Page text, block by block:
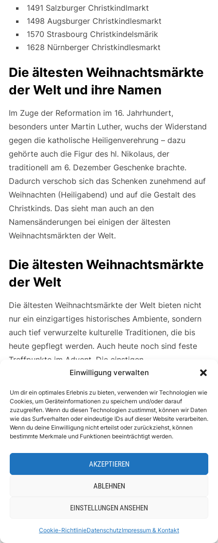
Einwilligung verwalten
Um dir ein optimales Erlebnis zu bieten, verwenden wir Technologien wie
Cookies, um Geräteinformationen zu speichern und/oder darauf
zuzugreifen. Wenn du diesen Technologien zustimmst, können wir Daten
wie das Surfverhalten oder eindeutige IDs auf dieser Website verarbeiten.
Wenn du deine Einwilligung nicht erteilst oder zurückziehst, können
bestimmte Merkmale und Funktionen beeinträchtigt werden.
AKZEPTIEREN
ABLEHNEN
EINSTELLUNGEN ANSEHEN
Cookie-RichtlinieDatenschutzImpressum & Kontakt
1491 Salzburger Christkindlmarkt
1498 Augsburger Christkindlesmarkt
1570 Strasbourg Christkindelsmärik
1628 Nürnberger Christkindlesmarkt
Die ältesten Weihnachtsmärkte
der Welt und ihre Namen
Im Zuge der Reformation im 16. Jahrhundert,
besonders unter Martin Luther, wuchs der Widerstand
gegen die katholische Heiligenverehrung – dazu
gehörte auch die Figur des hl. Nikolaus, der
traditionell am 6. Dezember Geschenke brachte.
Dadurch verschob sich das Schenken zunehmend auf
Weihnachten (Heiligabend) und auf die Gestalt des
Christkinds. Das sieht man auch an den
Namensänderungen bei einigen der ältesten
Weihnachtsmärkten der Welt.
Die ältesten Weihnachtsmärkte
der Welt
Die ältesten Weihnachtsmärkte der Welt bieten nicht
nur ein einzigartiges historisches Ambiente, sondern
auch tief verwurzelte kulturelle Traditionen, die bis
heute gepflegt werden. Auch heute noch sind feste
Treffpunkte im Advent. Die einstigen
Dezembermärkten sind immer noch stimmungsvolle
Bäckereien und Weihnachtschmuck angeboten wird
und bei Musik, Lichterglanz und kulinarischem Genuss
gefeiert wird. Sie verkörpern den Zauber der
Vorweihnachtszeit und bringen Menschen zusammen.
Was ist dein liebster
Weihnachtsmarkt?